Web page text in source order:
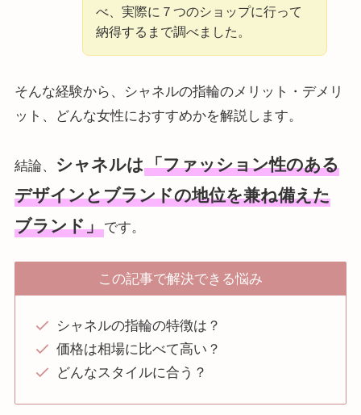
べ、実際に７つのショップに行って
納得するまで調べました。
そんな経験から、シャネルの指輪のメリット・デメリ
ット、どんな女性におすすめかを解説します。
結論、 シャネルは「ファッション性のある
デザインとブランドの地位を兼ね備えた
ブランド」です。
この記事で解決できる悩み
シャネルの指輪の特徴は？
価格は相場に比べて高い？
どんなスタイルに合う？